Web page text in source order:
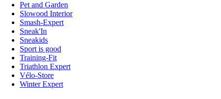
Pet and Garden
Slowood Interior
Smash-Expert
Sneak'In
Sneakids
Sport is good
Training-Fit
Triathlon Expert
Vélo-Store
Winter Expert